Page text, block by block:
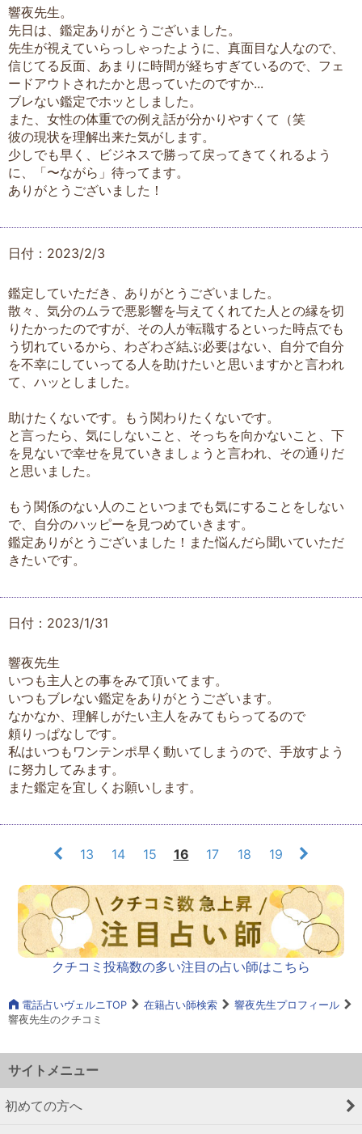
響夜先生。
先日は、鑑定ありがとうございました。
先生が視えていらっしゃったように、真面目な人なので、
信じてる反面、あまりに時間が経ちすぎているので、フェ
ードアウトされたかと思っていたのですか...
ブレない鑑定でホッとしました。
また、女性の体重での例え話が分かりやすくて（笑
彼の現状を理解出来た気がします。
少しでも早く、ビジネスで勝って戻ってきてくれるよう
に、「〜ながら」待ってます。
ありがとうございました！
日付：2023/2/3
鑑定していただき、ありがとうございました。
散々、気分のムラで悪影響を与えてくれてた人との縁を切
りたかったのですが、その人が転職するといった時点でも
う切れているから、わざわざ結ぶ必要はない、自分で自分
を不幸にしていってる人を助けたいと思いますかと言われ
て、ハッとしました。
助けたくないです。もう関わりたくないです。
と言ったら、気にしないこと、そっちを向かないこと、下
を見ないで幸せを見ていきましょうと言われ、その通りだ
と思いました。
もう関係のない人のこといつまでも気にすることをしない
で、自分のハッピーを見つめていきます。
鑑定ありがとうございました！また悩んだら聞いていただ
きたいです。
日付：2023/1/31
響夜先生
いつも主人との事をみて頂いてます。
いつもブレない鑑定をありがとうございます。
なかなか、理解しがたい主人をみてもらってるので
頼りっぱなしです。
私はいつもワンテンポ早く動いてしまうので、手放すよう
に努力してみます。
また鑑定を宜しくお願いします。
13 14 15 16 17 18 19
クチコミ投稿数の多い注目の占い師はこちら
電話占いヴェルニTOP 在籍占い師検索
響夜先生プロフィール
響夜先生のクチコミ
サイトメニュー
初めての方へ